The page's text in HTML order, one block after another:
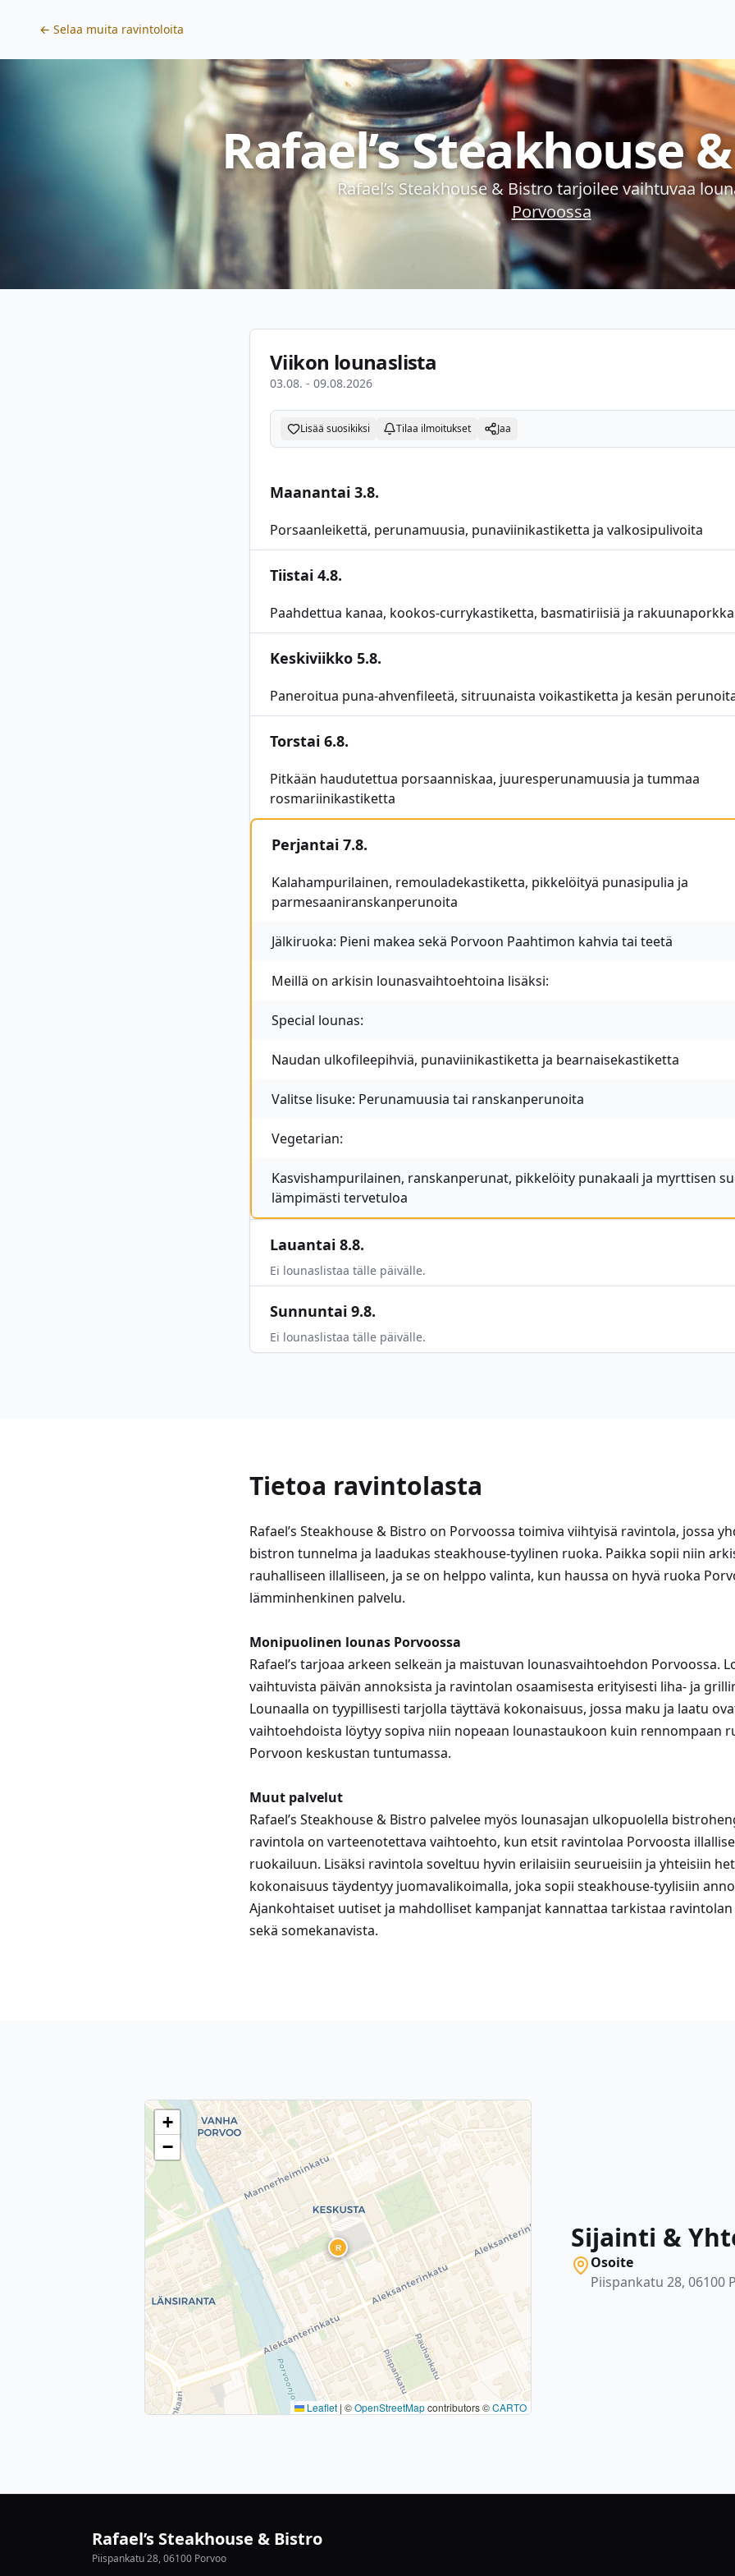
← Selaa muita ravintoloita
Rafael’s Steakhouse
Rafael’s Steakhouse & Bistrotarjoilee vaihtuvaa
Porvoossa
Viikon lounaslista
03.08. - 09.08.2026
Lisää suosikiksi Tilaa ilmoitukset Jaa
Maanantai 3.8.
Porsaanleikettä, perunamuusia, punaviinikastiketta ja valkosipulivoita
Tiistai 4.8.
Paahdettua kanaa, kookos-currykastiketta, basmatiriisiä ja
Keskiviikko 5.8.
Paneroitua puna-ahvenfileetä, sitruunaista voikastiketta ja kesän
Torstai 6.8.
Pitkään haudutettua porsaanniskaa, juuresperunamuusia ja tummaa
rosmariinikastiketta
Perjantai 7.8.
Kalahampurilainen, remouladekastiketta, pikkelöityä punasipulia ja
parmesaaniranskanperunoita
Jälkiruoka: Pieni makea sekä Porvoon Paahtimon kahvia tai teetä
Meillä on arkisin lounasvaihtoehtoina lisäksi:
Special lounas:
Naudan ulkofileepihviä, punaviinikastiketta ja bearnaisekastiketta
Valitse lisuke: Perunamuusia tai ranskanperunoita
Vegetarian:
Kasvishampurilainen, ranskanperunat, pikkelöity punakaali ja myrttisen
lämpimästi tervetuloa
Lauantai 8.8.
Ei lounaslistaa tälle päivälle.
Sunnuntai 9.8.
Ei lounaslistaa tälle päivälle.
Tietoa ravintolasta
Rafael’s Steakhouse & Bistro on Porvoossa toimiva viihtyisä ravintola, jossa
bistron tunnelma ja laadukas steakhouse-tyylinen ruoka. Paikka sopii niin
rauhalliseen illalliseen, ja se on helppo valinta, kun haussa on hyvä ruoka
lämminhenkinen palvelu.
Monipuolinen lounas Porvoossa
Rafael’s tarjoaa arkeen selkeän ja maistuvan lounasvaihtoehdon Porvoossa.
vaihtuvista päivän annoksista ja ravintolan osaamisesta erityisesti liha- ja
Lounaalla on tyypillisesti tarjolla täyttävä kokonaisuus, jossa maku ja laatu
vaihtoehdoista löytyy sopiva niin nopeaan lounastaukoon kuin rennompaan
Porvoon keskustan tuntumassa.
Muut palvelut
Rafael’s Steakhouse & Bistro palvelee myös lounasajan ulkopuolella
ravintola on varteenotettava vaihtoehto, kun etsit ravintolaa Porvoosta
ruokailuun. Lisäksi ravintola soveltuu hyvin erilaisiin seurueisiin ja yhteisiin
kokonaisuus täydentyy juomavalikoimalla, joka sopii steakhouse-tyylisiin
Ajankohtaiset uutiset ja mahdolliset kampanjat kannattaa tarkistaa
sekä somekanavista.
R
+
−
Leaflet | ©OpenStreetMapcontributors ©CARTO
Sijainti &
Osoite
Piispankatu 28, 06100
Rafael’s Steakhouse & Bistro
Piispankatu 28, 06100 Porvoo